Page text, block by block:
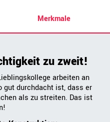
Merkmale
zu zweit!
arbeiten an
gut durchdacht ist, dass er
als zu streiten. Das ist